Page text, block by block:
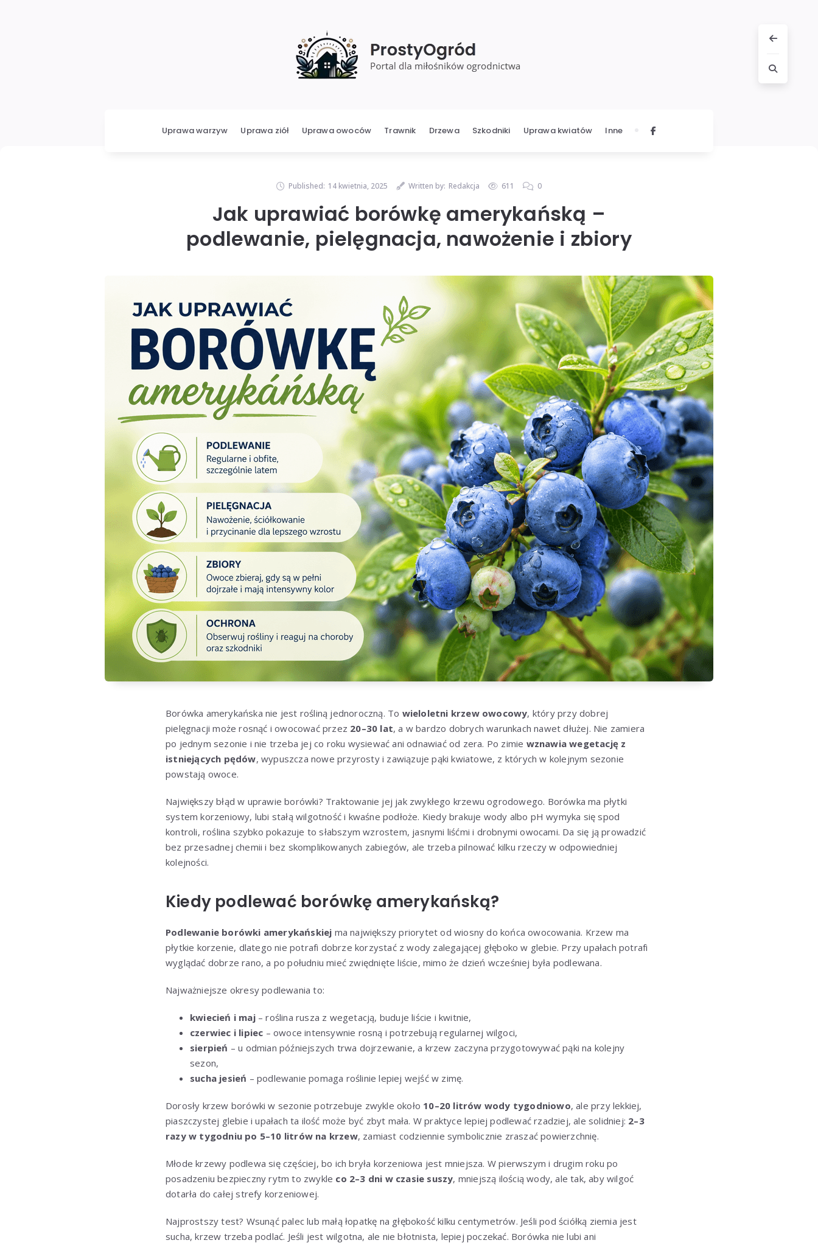
Uprawa warzyw Uprawa ziół Uprawa owoców Trawnik Drzewa Szkodniki Uprawa kwiatów Inne
Published: 14 kwietnia, 2025 Written by: Redakcja 611 0
Jak uprawiać borówkę amerykańską –
podlewanie, pielęgnacja, nawożenie i zbiory
Borówka amerykańska nie jest rośliną jednoroczną. To wieloletni krzew owocowy, który przy dobrej
pielęgnacji może rosnąć i owocować przez 20–30 lat, a w bardzo dobrych warunkach nawet dłużej. Nie zamiera
po jednym sezonie i nie trzeba jej co roku wysiewać ani odnawiać od zera. Po zimie wznawia wegetację z
istniejących pędów, wypuszcza nowe przyrosty i zawiązuje pąki kwiatowe, z których w kolejnym sezonie
powstają owoce.
Największy błąd w uprawie borówki? Traktowanie jej jak zwykłego krzewu ogrodowego. Borówka ma płytki
system korzeniowy, lubi stałą wilgotność i kwaśne podłoże. Kiedy brakuje wody albo pH wymyka się spod
kontroli, roślina szybko pokazuje to słabszym wzrostem, jasnymi liśćmi i drobnymi owocami. Da się ją prowadzić
bez przesadnej chemii i bez skomplikowanych zabiegów, ale trzeba pilnować kilku rzeczy w odpowiedniej
kolejności.
Kiedy podlewać borówkę amerykańską?
Podlewanie borówki amerykańskiej ma największy priorytet od wiosny do końca owocowania. Krzew ma
płytkie korzenie, dlatego nie potrafi dobrze korzystać z wody zalegającej głęboko w glebie. Przy upałach potrafi
wyglądać dobrze rano, a po południu mieć zwiędnięte liście, mimo że dzień wcześniej była podlewana.
Najważniejsze okresy podlewania to:
kwiecień i maj– roślina rusza z wegetacją, buduje liście i kwitnie,
czerwiec i lipiec – owoce intensywnie rosną i potrzebują regularnej wilgoci,
sierpień – u odmian późniejszych trwa dojrzewanie, a krzew zaczyna przygotowywać pąki na kolejny
sezon,
sucha jesień – podlewanie pomaga roślinie lepiej wejść w zimę.
Dorosły krzew borówki w sezonie potrzebuje zwykle około 10–20 litrów wody tygodniowo, ale przy lekkiej,
piaszczystej glebie i upałach ta ilość może być zbyt mała. W praktyce lepiej podlewać rzadziej, ale solidniej: 2–3
razy w tygodniu po 5–10 litrów na krzew, zamiast codziennie symbolicznie zraszać powierzchnię.
Młode krzewy podlewa się częściej, bo ich bryła korzeniowa jest mniejsza. W pierwszym i drugim roku po
posadzeniu bezpieczny rytm to zwykle co 2–3 dni w czasie suszy, mniejszą ilością wody, ale tak, aby wilgoć
dotarła do całej strefy korzeniowej.
Najprostszy test? Wsunąć palec lub małą łopatkę na głębokość kilku centymetrów. Jeśli pod ściółką ziemia jest
sucha, krzew trzeba podlać. Jeśli jest wilgotna, ale nie błotnista, lepiej poczekać. Borówka nie lubi ani